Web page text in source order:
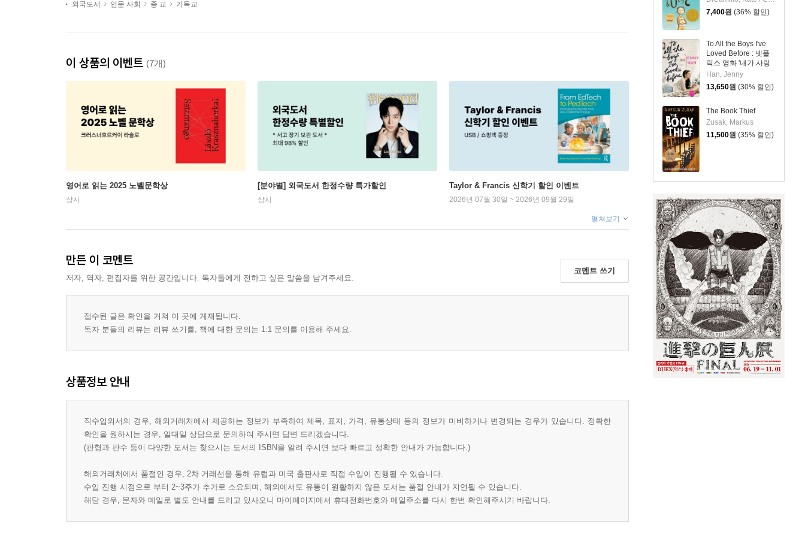
7,400원 (36% 할인)
To All the Boys I've
Loved Before : 넷플
릭스 영화 '내가 사랑
했던 모든 남자들에
게' 원작소설
Han, Jenny
13,650원 (30% 할인)
The Book Thief
Zusak, Markus
11,500원 (35% 할인)
외국도서 인문 사회 종 교 기독교
이 상품의 이벤트 (7개)
영어로 읽는 2025 노벨문학상
상시
[분야별] 외국도서 한정수량 특가할인
상시
Taylor & Francis 신학기 할인 이벤트
2026년 07월 30일 ~ 2026년 09월 29일
펼쳐보기
만든 이 코멘트
저자, 역자, 편집자를 위한 공간입니다. 독자들에게 전하고 싶은 말씀을 남겨주세요.
코멘트 쓰기
접수된 글은 확인을 거쳐 이 곳에 게재됩니다.
독자 분들의 리뷰는 리뷰 쓰기를, 책에 대한 문의는 1:1 문의를 이용해 주세요.
상품정보 안내
직수입외서의 경우, 해외거래처에서 제공하는 정보가 부족하여 제목, 표지, 가격, 유통상태 등의 정보가 미비하거나 변경되는 경우가 있습니다. 정확한
확인을 원하시는 경우, 일대일 상담으로 문의하여 주시면 답변 드리겠습니다.
(판형과 판수 등이 다양한 도서는 찾으시는 도서의 ISBN을 알려 주시면 보다 빠르고 정확한 안내가 가능합니다.)
해외거래처에서 품절인 경우, 2차 거래선을 통해 유럽과 미국 출판사로 직접 수입이 진행될 수 있습니다.
수입 진행 시점으로 부터 2~3주가 추가로 소요되며, 해외에서도 유통이 원활하지 않은 도서는 품절 안내가 지연될 수 있습니다.
해당 경우, 문자와 메일로 별도 안내를 드리고 있사오니 마이페이지에서 휴대전화번호와 메일주소를 다시 한번 확인해주시기 바랍니다.